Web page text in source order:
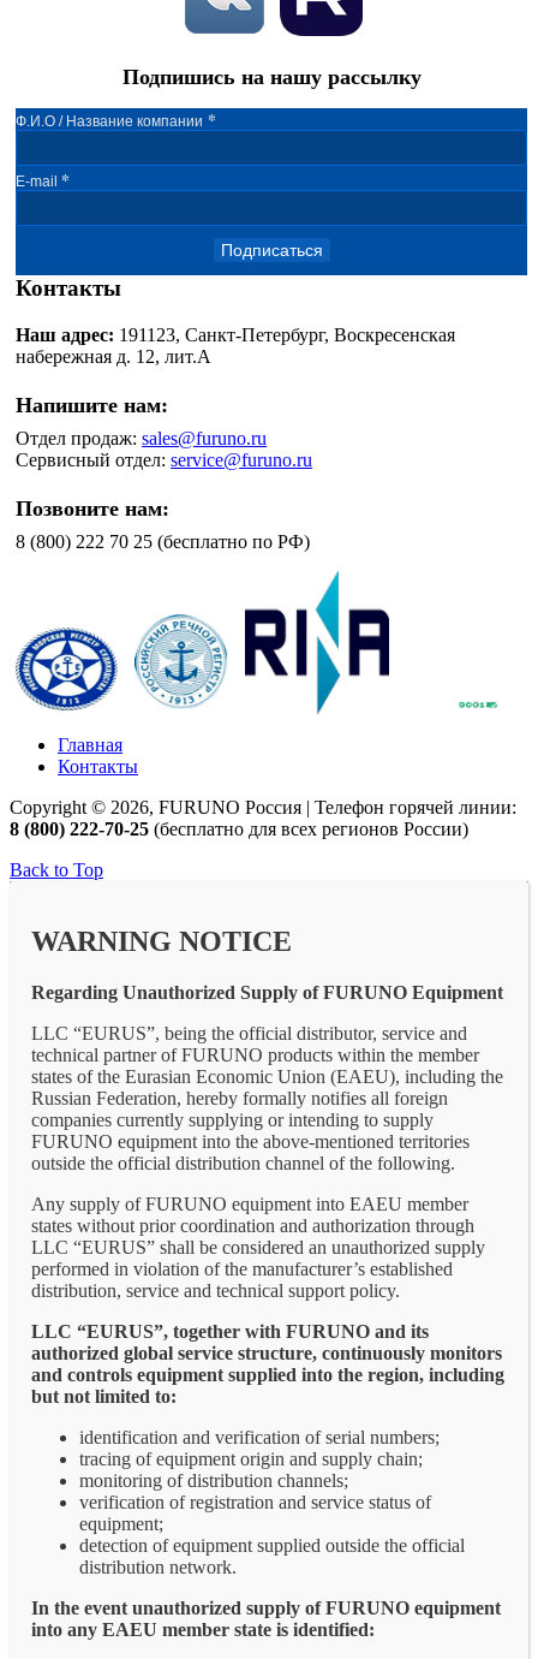
Подпишись на нашу рассылку
Ф.И.О / Название компании *
E-mail *
Подписаться
Контакты
Наш адрес: 191123, Санкт-Петербург, Воскресенская
набережная д. 12, лит.А
Напишите нам:
Отдел продаж:sales@furuno.ru
Сервисный отдел:service@furuno.ru
Позвоните нам:
8 (800) 222 70 25 (бесплатно по РФ)
Главная
Контакты
Copyright © 2026, FURUNO Россия | Телефон горячей линии:
8 (800) 222-70-25 (бесплатно для всех регионов России)
Back to Top
WARNING NOTICE
Regarding Unauthorized Supply of FURUNO Equipment
LLC “EURUS”, being the official distributor, service and
technical partner of FURUNO products within the member
states of the Eurasian Economic Union (EAEU), including the
Russian Federation, hereby formally notifies all foreign
companies currently supplying or intending to supply
FURUNO equipment into the above-mentioned territories
outside the official distribution channel of the following.
Any supply of FURUNO equipment into EAEU member
states without prior coordination and authorization through
LLC “EURUS” shall be considered an unauthorized supply
performed in violation of the manufacturer’s established
distribution, service and technical support policy.
LLC “EURUS”, together with FURUNO and its
authorized global service structure, continuously monitors
and controls equipment supplied into the region, including
but not limited to:
identification and verification of serial numbers;
tracing of equipment origin and supply chain;
monitoring of distribution channels;
verification of registration and service status of
equipment;
detection of equipment supplied outside the official
distribution network.
In the event unauthorized supply of FURUNO equipment
into any EAEU member state is identified: